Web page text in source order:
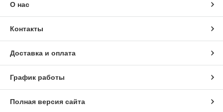
О нас
Контакты
Доставка и оплата
График работы
Полная версия сайта